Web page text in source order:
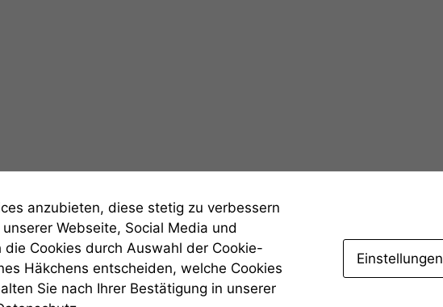
anzubieten, diese stetig zu verbessern
Webseite, Social Media und
Cookies durch Auswahl der Cookie-
Häkchens entscheiden, welche Cookies
Sie nach Ihrer Bestätigung in unserer
Einstellungen
Einige
dieser Website
sind optional.
Wenn Sie
diese Option